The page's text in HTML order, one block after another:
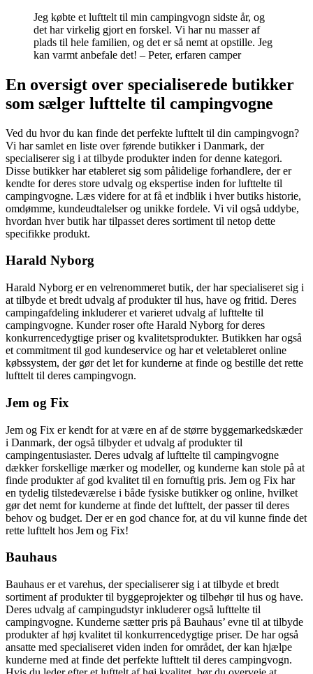
Jeg købte et lufttelt til min campingvogn sidste år, og
det har virkelig gjort en forskel. Vi har nu masser af
plads til hele familien, og det er så nemt at opstille. Jeg
kan varmt anbefale det! – Peter, erfaren camper
En oversigt over specialiserede butikker
som sælger lufttelte til campingvogne
Ved du hvor du kan finde det perfekte lufttelt til din campingvogn?
Vi har samlet en liste over førende butikker i Danmark, der
specialiserer sig i at tilbyde produkter inden for denne kategori.
Disse butikker har etableret sig som pålidelige forhandlere, der er
kendte for deres store udvalg og ekspertise inden for lufttelte til
campingvogne. Læs videre for at få et indblik i hver butiks historie,
omdømme, kundeudtalelser og unikke fordele. Vi vil også uddybe,
hvordan hver butik har tilpasset deres sortiment til netop dette
specifikke produkt.
Harald Nyborg
Harald Nyborg er en velrenommeret butik, der har specialiseret sig i
at tilbyde et bredt udvalg af produkter til hus, have og fritid. Deres
campingafdeling inkluderer et varieret udvalg af lufttelte til
campingvogne. Kunder roser ofte Harald Nyborg for deres
konkurrencedygtige priser og kvalitetsprodukter. Butikken har også
et commitment til god kundeservice og har et veletableret online
købssystem, der gør det let for kunderne at finde og bestille det rette
lufttelt til deres campingvogn.
Jem og Fix
Jem og Fix er kendt for at være en af de større byggemarkedskæder
i Danmark, der også tilbyder et udvalg af produkter til
campingentusiaster. Deres udvalg af lufttelte til campingvogne
dækker forskellige mærker og modeller, og kunderne kan stole på at
finde produkter af god kvalitet til en fornuftig pris. Jem og Fix har
en tydelig tilstedeværelse i både fysiske butikker og online, hvilket
gør det nemt for kunderne at finde det lufttelt, der passer til deres
behov og budget. Der er en god chance for, at du vil kunne finde det
rette lufttelt hos Jem og Fix!
Bauhaus
Bauhaus er et varehus, der specialiserer sig i at tilbyde et bredt
sortiment af produkter til byggeprojekter og tilbehør til hus og have.
Deres udvalg af campingudstyr inkluderer også lufttelte til
campingvogne. Kunderne sætter pris på Bauhaus’ evne til at tilbyde
produkter af høj kvalitet til konkurrencedygtige priser. De har også
ansatte med specialiseret viden inden for området, der kan hjælpe
kunderne med at finde det perfekte lufttelt til deres campingvogn.